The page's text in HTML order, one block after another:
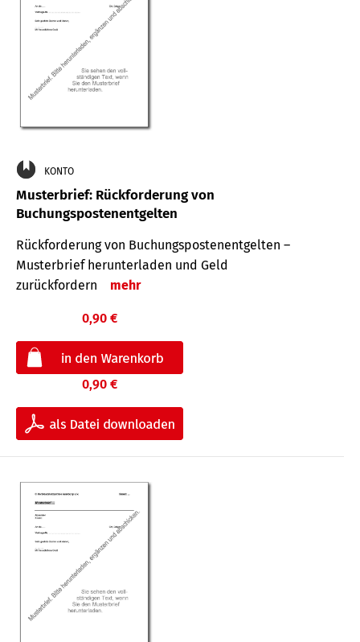
KONTO
Musterbrief: Rückforderung von
Buchungspostenentgelten
Rückforderung von Buchungspostenentgelten –
Musterbrief herunterladen und Geld
zurückfordern
mehr
0,90 €
0,90 €